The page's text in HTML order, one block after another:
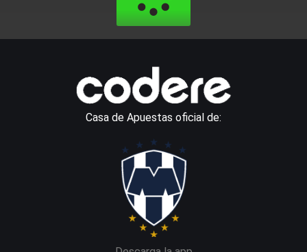
Casa de Apuestas oficial de: